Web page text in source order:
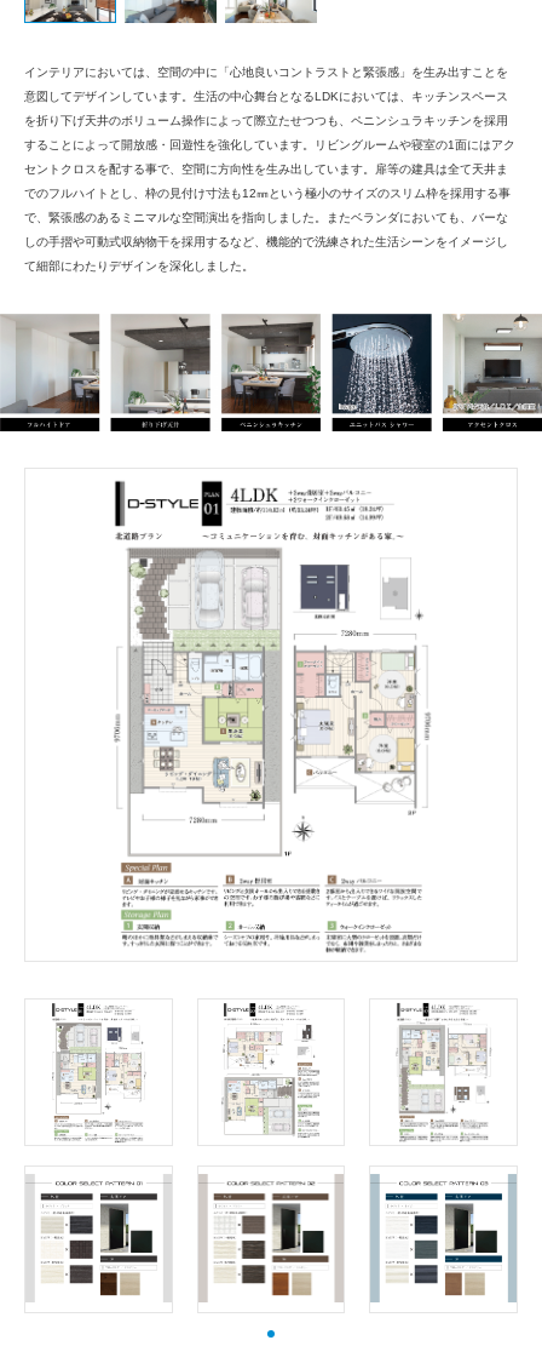
インテリアにおいては、空間の中に「心地良いコントラストと緊張感」を生み出すことを
意図してデザインしています。生活の中心舞台となるLDKにおいては、キッチンスペース
を折り下げ天井のボリューム操作によって際立たせつつも、ペニンシュラキッチンを採用
することによって開放感・回遊性を強化しています。リビングルームや寝室の1面にはアク
セントクロスを配する事で、空間に方向性を生み出しています。扉等の建具は全て天井ま
でのフルハイトとし、枠の見付け寸法も12㎜という極小のサイズのスリム枠を採用する事
で、緊張感のあるミニマルな空間演出を指向しました。またベランダにおいても、バーな
しの手摺や可動式収納物干を採用するなど、機能的で洗練された生活シーンをイメージし
て細部にわたりデザインを深化しました。